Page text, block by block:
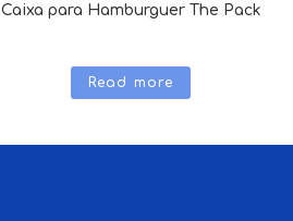
Caixa para Hamburguer The Pack
Read more